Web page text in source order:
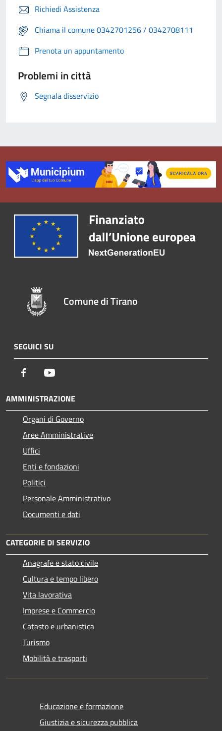
Richiedi Assistenza
Chiama il comune 0342701256 / 0342708111
Prenota un appuntamento
Problemi in città
Segnala disservizio
Comune di Tirano
SEGUICI SU
Facebook
AMMINISTRAZIONE
Organi di Governo
Aree Amministrative
Uffici
Enti e fondazioni
Politici
Personale Amministrativo
Documenti e dati
CATEGORIE DI SERVIZIO
Anagrafe e stato civile
Cultura e tempo libero
Vita lavorativa
Imprese e Commercio
Catasto e urbanistica
Turismo
Mobilità e trasporti
Educazione e formazione
Giustizia e sicurezza pubblica